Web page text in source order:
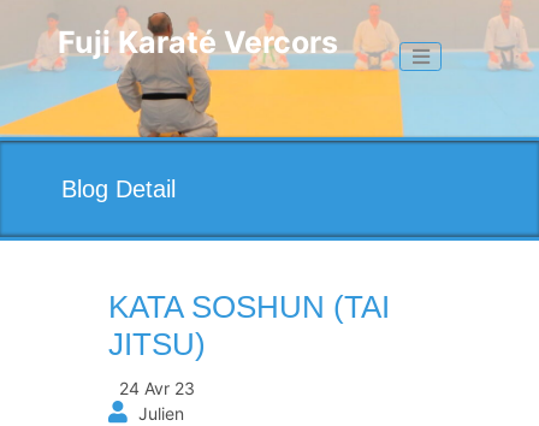
contentFuji Karaté Vercors Toggle
Blog Detail
KATA SOSHUN (TAI
JITSU)
24 Avr 23
Julien